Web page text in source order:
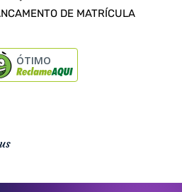
DE MATRÍCULA
ÓTIMO